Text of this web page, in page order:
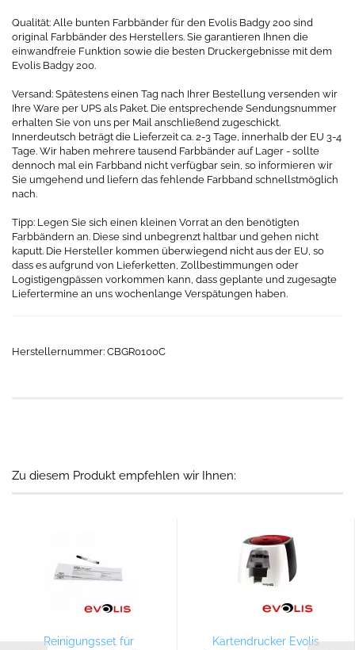
Qualität: Alle bunten Farbbänder für den Evolis Badgy 200 sind
original Farbbänder des Herstellers. Sie garantieren Ihnen die
einwandfreie Funktion sowie die besten Druckergebnisse mit dem
Evolis Badgy 200.
Versand: Spätestens einen Tag nach Ihrer Bestellung versenden wir
Ihre Ware per UPS als Paket. Die entsprechende Sendungsnummer
erhalten Sie von uns per Mail anschließend zugeschickt.
Innerdeutsch beträgt die Lieferzeit ca. 2-3 Tage, innerhalb der EU 3-4
Tage. Wir haben mehrere tausend Farbbänder auf Lager - sollte
dennoch mal ein Farbband nicht verfügbar sein, so informieren wir
Sie umgehend und liefern das fehlende Farbband schnellstmöglich
nach.
Tipp: Legen Sie sich einen kleinen Vorrat an den benötigten
Farbbändern an. Diese sind unbegrenzt haltbar und gehen nicht
kaputt. Die Hersteller kommen überwiegend nicht aus der EU, so
dass es aufgrund von Lieferketten, Zollbestimmungen oder
Logistigengpässen vorkommen kann, dass geplante und zugesagte
Liefertermine an uns wochenlange Verspätungen haben.
Herstellernummer: CBGR0100C
Zu diesem Produkt empfehlen wir Ihnen:
Reinigungsset für
Kartendrucker Evolis